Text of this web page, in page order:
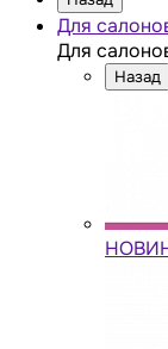
Для
Для
Назад